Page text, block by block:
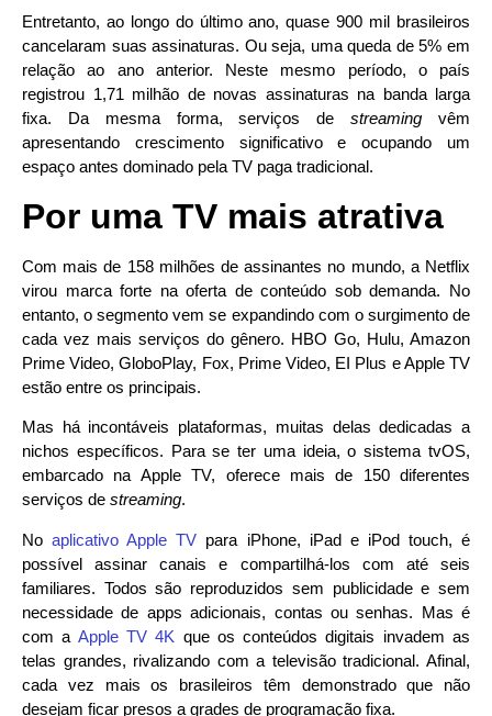
Entretanto, ao longo do último ano, quase 900 mil brasileiros
cancelaram suas assinaturas. Ou seja, uma queda de 5% em
relação ao ano anterior. Neste mesmo período, o país
registrou 1,71 milhão de novas assinaturas na banda larga
fixa. Da mesma forma, serviços destreaming vêm
apresentando crescimento significativo e ocupando um
espaço antes dominado pela TV paga tradicional.
Por uma TV mais atrativa
Com mais de 158 milhões de assinantes no mundo, a Netflix
virou marca forte na oferta de conteúdo sob demanda. No
entanto, o segmento vem se expandindo com o surgimento de
cada vez mais serviços do gênero. HBO Go, Hulu, Amazon
Prime Video, GloboPlay, Fox, Prime Video, EI Plus e Apple TV
estão entre os principais.
Mas há incontáveis plataformas, muitas delas dedicadas a
nichos específicos. Para se ter uma ideia, o sistema tvOS,
embarcado na Apple TV, oferece mais de 150 diferentes
serviços de streaming.
Noaplicativo Apple TV para iPhone, iPad e iPod touch, é
possível assinar canais e compartilhá-los com até seis
familiares. Todos são reproduzidos sem publicidade e sem
necessidade de apps adicionais, contas ou senhas. Mas é
com a Apple TV 4K que os conteúdos digitais invadem as
telas grandes, rivalizando com a televisão tradicional. Afinal,
cada vez mais os brasileiros têm demonstrado que não
desejam ficar presos a grades de programação fixa.